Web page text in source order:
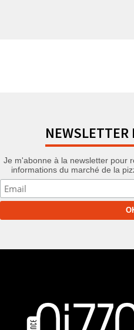
NEWSLETTER
Je m'abonne à la newsletter pour
informations du marché de la